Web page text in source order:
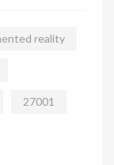
reality
27001